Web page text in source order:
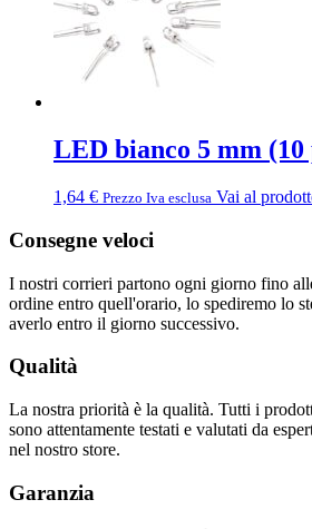
LED bianco 5 mm (10
1,64 € Prezzo Iva esclusa Vai al
Consegne veloci
I nostri corrieri partono ogni giorno fino
ordine entro quell'orario, lo spediremo lo
averlo entro il giorno successivo.
Qualità
La nostra priorità è la qualità. Tutti i
sono attentamente testati e valutati da
nel nostro store.
Garanzia